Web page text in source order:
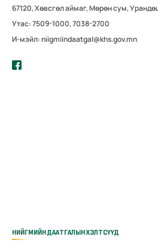
67120, Хөвсгөл аймаг, Мөрөн сум,
Утас: 7509-1000, 7038-2700
И-мэйл: niigmiindaatgal@khs.gov.mn
НИЙГМИЙН ДААТГАЛЫН ХЭЛТСҮҮД